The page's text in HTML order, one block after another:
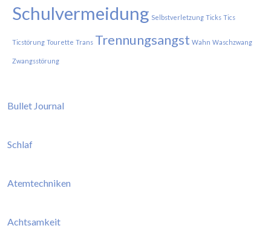
Schulvermeidung Selbstverletzung Ticks Tics
Ticstörung Tourette Trans Trennungsangst Wahn Waschzwang
Zwangsstörung
Bullet Journal
Schlaf
Atemtechniken
Achtsamkeit